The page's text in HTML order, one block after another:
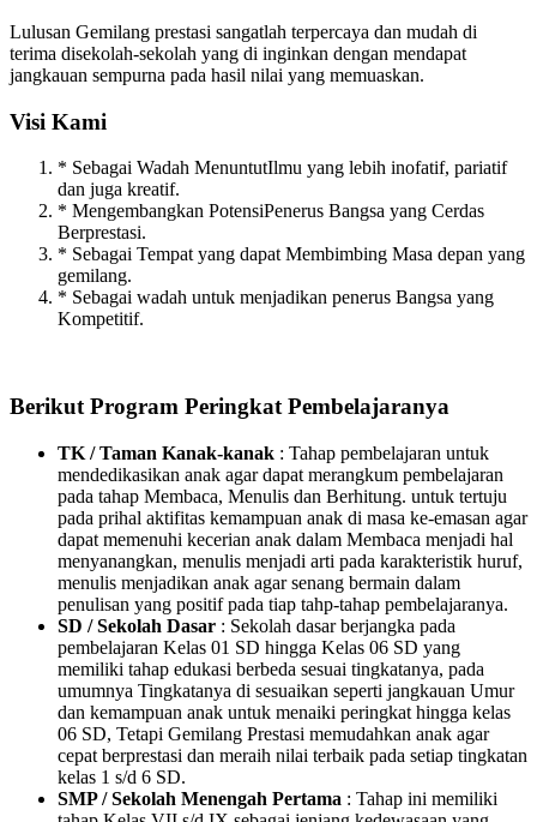
Lulusan Gemilang prestasi sangatlah terpercaya dan mudah di
terima disekolah-sekolah yang di inginkan dengan mendapat
jangkauan sempurna pada hasil nilai yang memuaskan.
Visi Kami
* Sebagai Wadah MenuntutIlmu yang lebih inofatif, pariatif
dan juga kreatif.
* Mengembangkan PotensiPenerus Bangsa yang Cerdas
Berprestasi.
* Sebagai Tempat yang dapat Membimbing Masa depan yang
gemilang.
* Sebagai wadah untuk menjadikan penerus Bangsa yang
Kompetitif.
Berikut Program Peringkat Pembelajaranya
TK / Taman Kanak-kanak : Tahap pembelajaran untuk
mendedikasikan anak agar dapat merangkum pembelajaran
pada tahap Membaca, Menulis dan Berhitung. untuk tertuju
pada prihal aktifitas kemampuan anak di masa ke-emasan agar
dapat memenuhi kecerian anak dalam Membaca menjadi hal
menyanangkan, menulis menjadi arti pada karakteristik huruf,
menulis menjadikan anak agar senang bermain dalam
penulisan yang positif pada tiap tahp-tahap pembelajaranya.
SD / Sekolah Dasar : Sekolah dasar berjangka pada
pembelajaran Kelas 01 SD hingga Kelas 06 SD yang
memiliki tahap edukasi berbeda sesuai tingkatanya, pada
umumnya Tingkatanya di sesuaikan seperti jangkauan Umur
dan kemampuan anak untuk menaiki peringkat hingga kelas
06 SD, Tetapi Gemilang Prestasi memudahkan anak agar
cepat berprestasi dan meraih nilai terbaik pada setiap tingkatan
kelas 1 s/d 6 SD.
SMP / Sekolah Menengah Pertama : Tahap ini memiliki